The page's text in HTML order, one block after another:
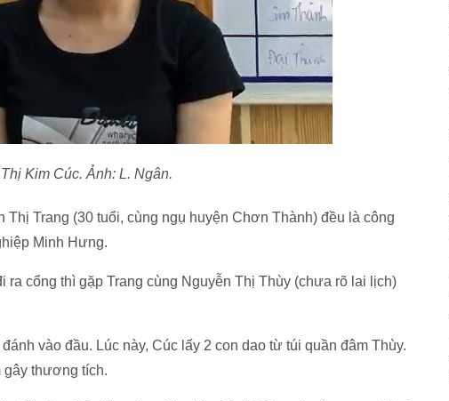
Kim Cúc. Ảnh: L. Ngân.
Thị Trang (30 tuổi, cùng ngụ huyện Chơn Thành) đều là công
Minh Hưng.
ra cổng thì gặp Trang cùng Nguyễn Thị Thùy (chưa rõ lai lịch)
vào đầu. Lúc này, Cúc lấy 2 con dao từ túi quần đâm Thùy.
gây thương tích.